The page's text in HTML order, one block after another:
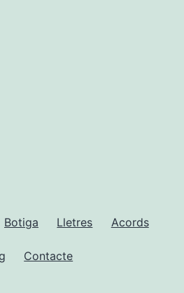
Botiga Lletres Acords
Contacte